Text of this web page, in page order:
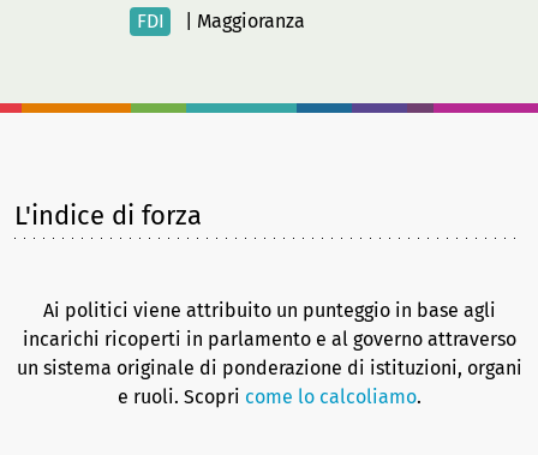
FDI
Maggioranza
L'indice di forza
Ai politici viene attribuito un punteggio in base agli
incarichi ricoperti in parlamento e al governo attraverso
un sistema originale di ponderazione di istituzioni, organi
e ruoli. Scopri come lo calcoliamo.